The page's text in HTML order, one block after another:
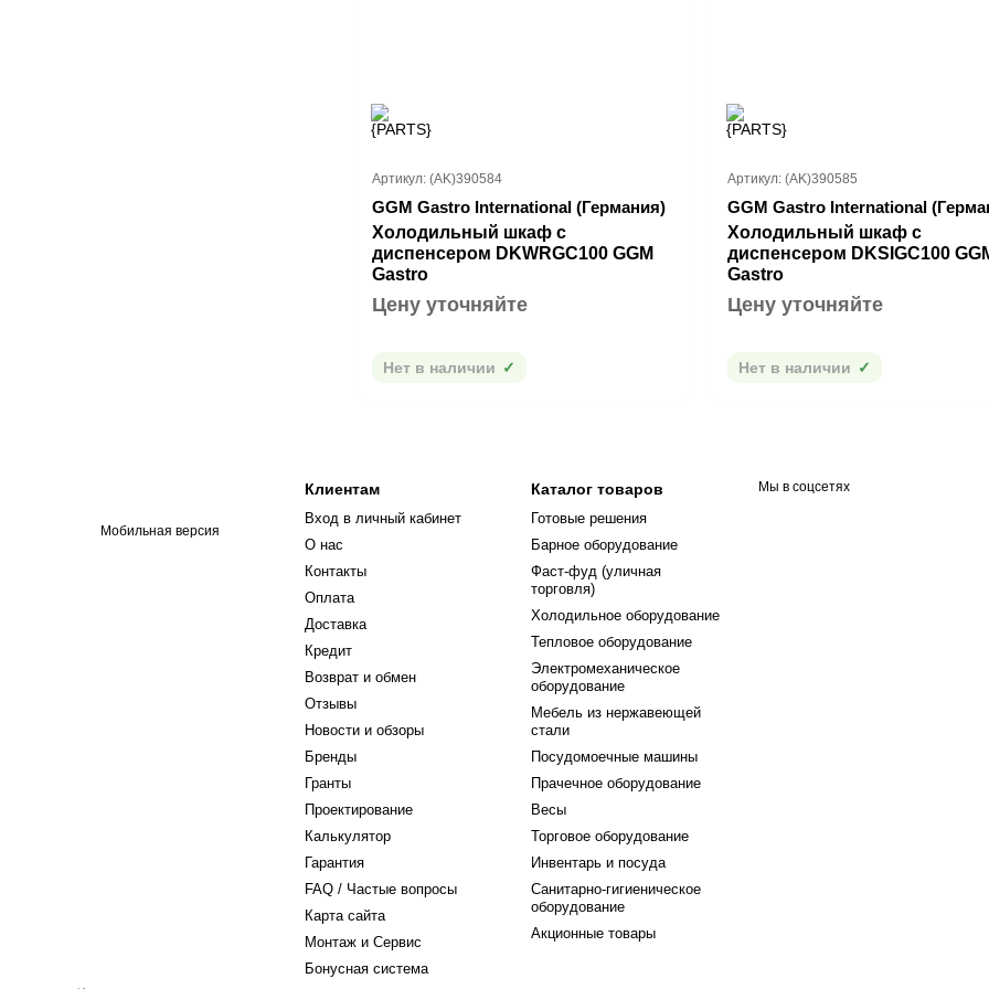
Артикул: (AK)390584
GGM Gastro International (Германия)
Холодильный шкаф с
диспенсером DKWRGC100 GGM
Gastro
Цену уточняйте
Нет в наличии
Артикул: (AK)390585
GGM Gastro International
Холодильный шкаф с
диспенсером DKSIGC100
Gastro
Цену уточняйте
Нет в наличии
Мобильная версия
Клиентам
Вход в личный кабинет
О нас
Контакты
Оплата
Доставка
Кредит
Возврат и обмен
Отзывы
Новости и обзоры
Бренды
Гранты
Проектирование
Калькулятор
Гарантия
FAQ / Частые вопросы
Карта сайта
Монтаж и Сервис
Бонусная система
Каталог товаров
Готовые решения
Барное оборудование
Фаст-фуд (уличная
торговля)
Холодильное оборудование
Тепловое оборудование
Электромеханическое
оборудование
Мебель из нержавеющей
стали
Посудомоечные машины
Прачечное оборудование
Весы
Торговое оборудование
Инвентарь и посуда
Санитарно-гигиеническое
оборудование
Акционные товары
Мы в соцсетях